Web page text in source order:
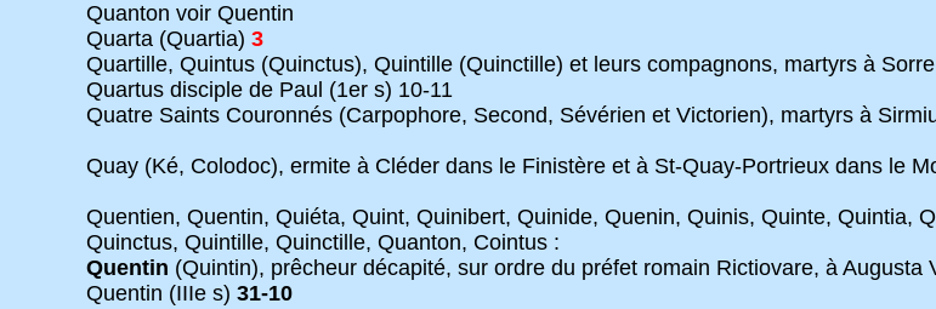
Quanton voir Quentin
Quarta (Quartia) 3
Quartille, Quintus (Quinctus), Quintille (Quinctille) et leurs compagnons, martyrs à
Quartus disciple de Paul (1er s) 10-11
Quatre Saints Couronnés (Carpophore, Second, Sévérien et Victorien), martyrs à
Quay (Ké, Colodoc), ermite à Cléder dans le Finistère et à St-Quay-Portrieux dans le
Quentien, Quentin, Quiéta, Quint, Quinibert, Quinide, Quenin, Quinis, Quinte, Quintia,
Quinctus, Quintille, Quinctille, Quanton, Cointus :
Quentin (Quintin), prêcheur décapité, sur ordre du préfet romain Rictiovare, à
Quentin (IIIe s) 31-10